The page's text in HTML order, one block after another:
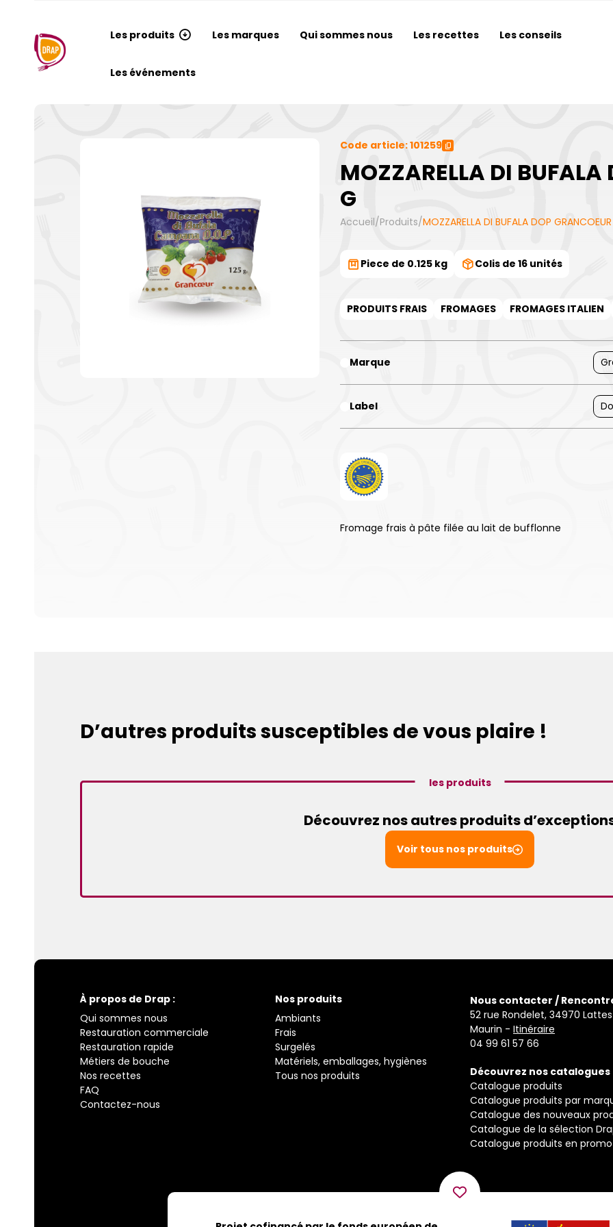
Les produits Les marques Qui sommes nous Les recettes Les conseils
Les événements
Code article: 101259
MOZZARELLA DI BUFALA
G
Accueil/Produits/MOZZARELLA DI BUFALA DOP
Piece de 0.125 kg Colis de 16 unités
PRODUITS FRAIS FROMAGES FROMAGES ITALIEN
Marque
Label
Fromage frais à pâte filée au lait de bufflonne
D’autres produits susceptibles de vous plaire !
les produits
Découvrez nos autres produits
Voir tous nos produits
À propos de Drap :
Qui sommes nous
Restauration commerciale
Restauration rapide
Métiers de bouche
Nos recettes
FAQ
Contactez-nous
Nos produits
Ambiants
Frais
Surgelés
Matériels, emballages, hygiènes
Tous nos produits
Nous contacter /
52 rue Rondelet, 34970
Maurin - Itinéraire
04 99 61 57 66
Découvrez nos catalogues
Catalogue produits
Catalogue produits par
Catalogue des nouveaux
Catalogue de la sélection
Catalogue produits en